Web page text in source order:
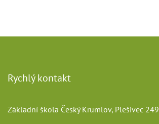
Rychlý kontakt
Základní škola Český Krumlov, Plešivec 249